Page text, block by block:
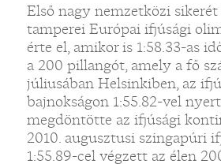
Első nagy nemzetközi
tamperei Európai ifjúsági
érte el, amikor is 1:58.33-as
a 200 pillangót, amely a fő
júliusában Helsinkiben, az
bajnokságon 1:55.82-vel
megdöntötte az ifjúsági
2010. augusztusi szingapúri
1:55.89-cel végzett az élen